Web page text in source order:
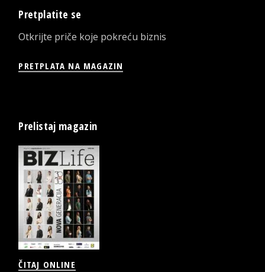
Pretplatite se
Otkrijte priče koje pokreću biznis
PRETPLATA NA MAGAZIN
Prelistaj magazin
ČITAJ ONLINE